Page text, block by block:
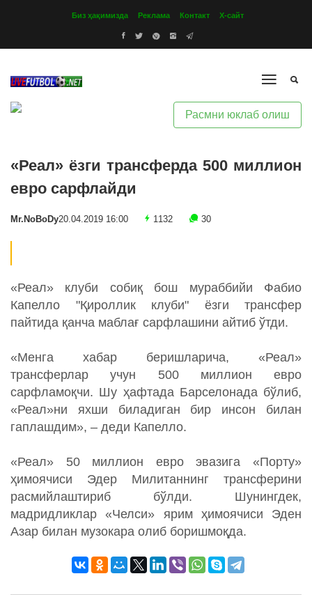
Биз ҳақимизда Реклама Контакт Х-сайт
Расмни юклаб олиш
«Реал» ёзги трансферда 500 миллион
евро сарфлайди
Mr.NoBoDy20.04.2019 16:00 1132 30
«Реал» клуби собиқ бош мураббийи Фабио
Капелло "Қироллик клуби" ёзги трансфер
пайтида қанча маблағ сарфлашини айтиб ўтди.
«Менга хабар беришларича, «Реал»
трансферлар учун 500 миллион евро
сарфламоқчи. Шу ҳафтада Барселонада бўлиб,
«Реал»ни яхши биладиган бир инсон билан
гаплашдим», – деди Капелло.
«Реал» 50 миллион евро эвазига «Порту»
ҳимоячиси Эдер Милитаннинг трансферини
расмийлаштириб бўлди. Шунингдек,
мадридликлар «Челси» ярим ҳимоячиси Эден
Азар билан музокара олиб боришмоқда.